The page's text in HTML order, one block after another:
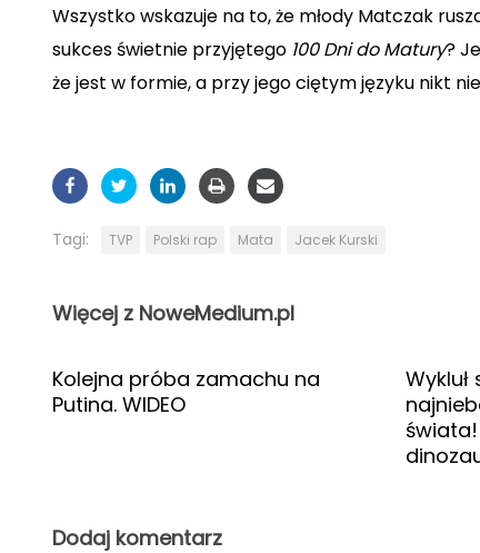
Wszystko wskazuje na to, że młody Matczak
sukces świetnie przyjętego 100 Dni do Matury?
że jest w formie, a przy jego ciętym języku nikt
Tagi: TVP Polski rap Mata Jacek Kurski
Więcej z NoweMedium.pl
Kolejna próba zamachu na
Putina. WIDEO
Dodaj komentarz